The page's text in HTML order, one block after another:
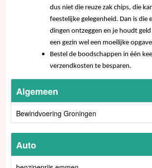
dus niet die reuze zak chips, die
feestelijke gelegenheid. Dan is die
dingen ontzeggen en je houdt
een gezin wel een moeilijke
Bestel de boodschappen in één
verzendkosten te besparen.
Algemeen
Bewindvoering Groningen
Auto